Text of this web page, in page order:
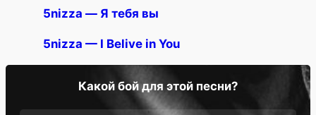
5nizza — Я тебя вы
5nizza — I Belive in You
Какой бой для этой песни?